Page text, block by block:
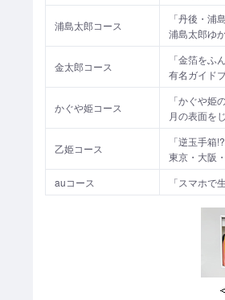
浦島太郎コース
「丹後・浦
浦島太郎ゆ
金太郎コース
「金箔をふ
有名ガイド
かぐや姫コース
「かぐや姫
月の表面を
乙姫コース
「逆玉手箱
東京・大阪
auコース
「スマホで